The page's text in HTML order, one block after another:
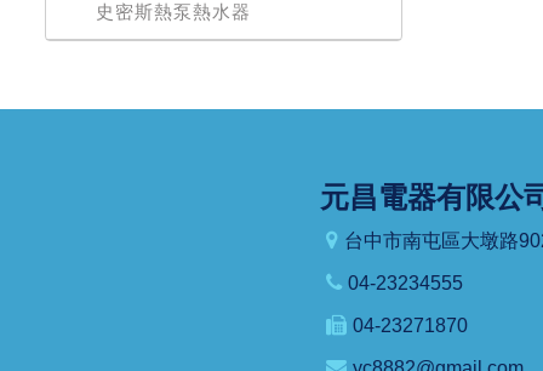
史密斯熱泵熱水器
元昌電器有限公
台中市南屯區大墩路
04-23234555
04-23271870